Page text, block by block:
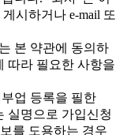
시하거나 e-mail 또
본 약관에 동의하
따라 필요한 사항을
업 등록을 필한
실명으로 가입신청
를 도용하는 경우